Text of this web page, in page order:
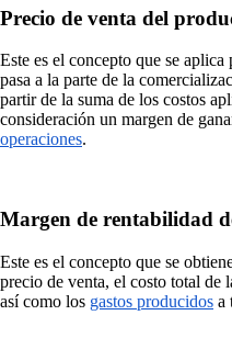
Precio de venta del
Este es el concepto que se
pasa a la parte de la
partir de la suma de los costos
consideración un margen de
operaciones.
Margen de rentabilidad
Este es el concepto que se
precio de venta, el costo total
así como los gastos producidos a